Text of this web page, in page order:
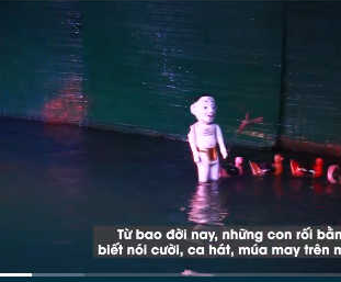
Chuyên mục
Chào ngày mới Tin 24h
Thông tin tài khoản
Đổi mật khẩu
Đăng xuất